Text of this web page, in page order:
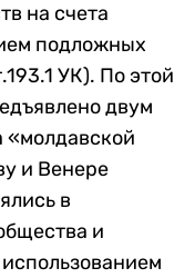
на счета
подложных
УК). По этой
двум
«молдавской
и Венере
в
и